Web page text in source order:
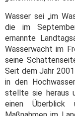
Wasser sei „im
die im
ernannte
Wasserwacht im
seine
Seit dem Jahr
in den
stellte sie heraus
einen Überblick